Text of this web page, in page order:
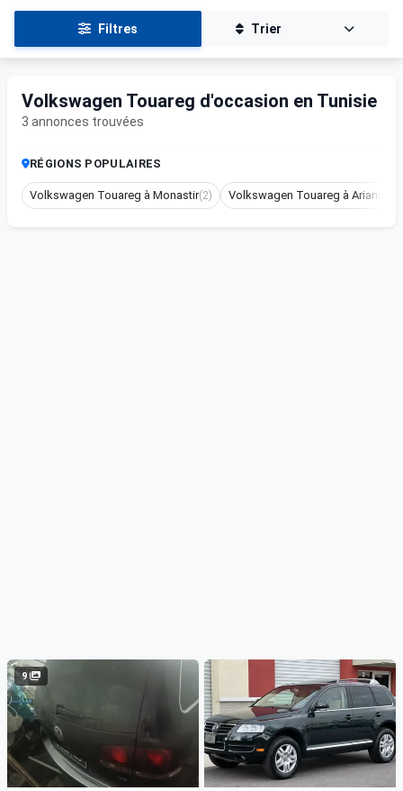
Filtres Trier
Volkswagen Touareg d'occasion en Tunisie
3 annonces trouvées
RÉGIONS POPULAIRES
Volkswagen Touareg à Monastir(2) Volkswagen Touareg à Ariana
9